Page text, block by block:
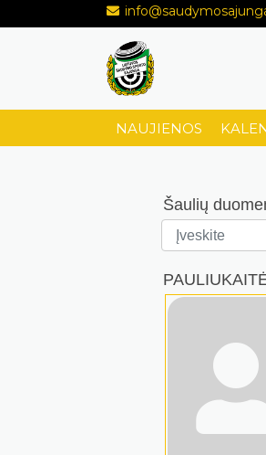
NAUJIENOS
Šaulių